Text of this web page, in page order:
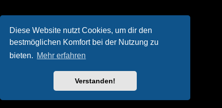
Diese Website nutzt Cookies, um dir den
bestmöglichen Komfort bei der Nutzung zu
bieten. Mehr erfahren
Verstanden!